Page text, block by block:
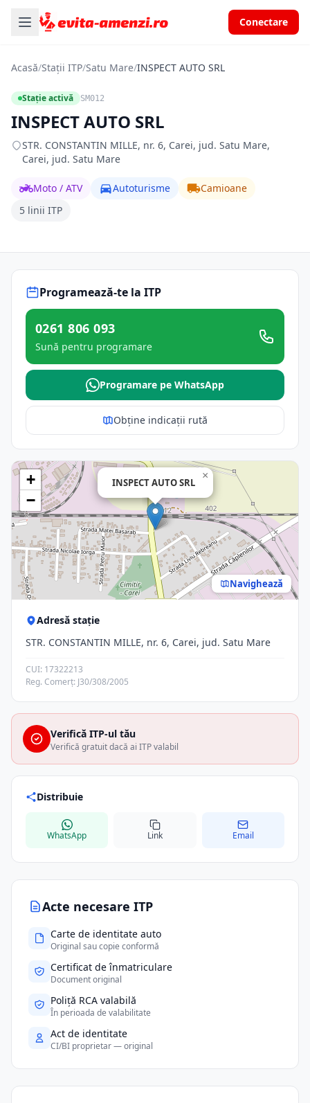
Conectare
Acasă/Stații ITP/Satu Mare/INSPECT AUTO SRL
Stație activă SM012
INSPECT AUTO SRL
STR. CONSTANTIN MILLE, nr. 6, Carei, jud. Satu Mare,
Carei, jud. Satu Mare
Moto / ATV Autoturisme
Camioane
5 linii ITP
Acte necesare ITP
Carte de identitate auto
Original sau copie conformă
Certificat de înmatriculare
Document original
Poliță RCA valabilă
În perioada de valabilitate
Act de identitate
CI/BI proprietar — original
Programează-te la ITP
0261 806 093
Sună pentru programare
Programare pe WhatsApp
Obține indicații rută
INSPECT AUTO SRL
×
+
−
Navighează
Adresă stație
STR. CONSTANTIN MILLE, nr. 6, Carei, jud. Satu Mare
CUI: 17322213
Reg. Comerț: J30/308/2005
Verifică ITP-ul tău
Verifică gratuit dacă ai ITP valabil
Distribuie
WhatsApp Link Email